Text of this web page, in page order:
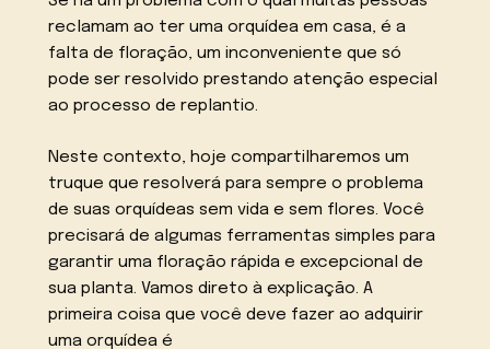
reclamam ao ter uma orquídea em casa, é a
falta de floração, um inconveniente que só
pode ser resolvido prestando atenção especial
ao processo de replantio.
Neste contexto, hoje compartilharemos um
truque que resolverá para sempre o problema
de suas orquídeas sem vida e sem flores. Você
precisará de algumas ferramentas simples para
garantir uma floração rápida e excepcional de
sua planta. Vamos direto à explicação. A
primeira coisa que você deve fazer ao adquirir
uma orquídea é